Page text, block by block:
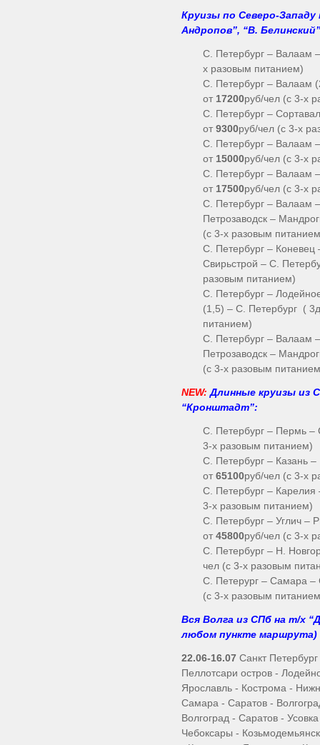
Круизы по Северо-
Андропов”, “В.
С. Петербург – Валаам
х разовым питанием)
С. Петербург – Валаам
от 17200руб/чел (с 3-х
С. Петербург –
от9300руб/чел (с 3-х
С. Петербург – Валаам
от 15000руб/чел (с 3-х
С. Петербург – Валаам
от 17500руб/чел (с 3-х
С. Петербург – Валаам
Петрозаводск –
(с 3-х разовым
С. Петербург –
Свирьстрой – С.
разовым питанием)
С. Петербург –
(1,5) – С. Петербург (
питанием)
С. Петербург – Валаам
Петрозаводск –
(с 3-х разовым
NEW: Длинные круизы из
“Кронштадт”:
С. Петербург – Пермь –
3-х разовым питанием)
С. Петербург – Казань
от65100руб/чел (с 3-х
С. Петербург –
3-х разовым питанием)
С. Петербург – Углич –
от45800руб/чел (с 3-х
С. Петербург – Н.
чел (с 3-х разовым
С. Петерург – Самара
(с 3-х разовым
Вся Волга из СПб на т/х
любом пункте маршрута)
22.06-16.07 Санкт
Пеллотсари остров -
Ярославль - Кострома -
Самара - Саратов -
Волгоград - Саратов -
Чебоксары -